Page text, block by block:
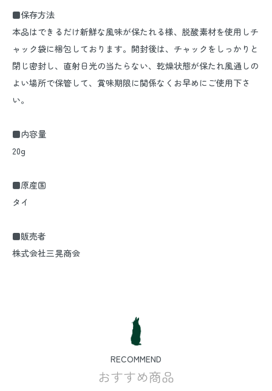
■保存方法
本品はできるだけ新鮮な風味が保たれる様、脱酸素材を使用しチ
ャック袋に梱包しております。開封後は、チャックをしっかりと
閉じ密封し、直射日光の当たらない、乾燥状態が保たれ風通しの
よい場所で保管して、賞味期限に関係なくお早めにご使用下さ
い。
■内容量
20g
■原産国
タイ
■販売者
株式会社三晃商会
RECOMMEND
おすすめ商品